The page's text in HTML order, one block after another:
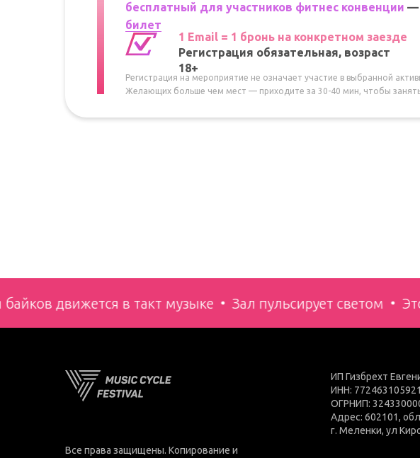
Регистрация на мероприятие не означает участие в выбранной
Желающих больше чем мест — приходите за 30-40 мин, чтобы
бесплатный для участников фитнес конвенции —
билет
1 Email = 1 бронь на конкретном заезде
Регистрация обязательная, возраст
18+
движется в такт музыке Зал пульсирует светом
Все права защищены. Копирование и
ИП Гизбрехт
ИНН: 772463105921
ОГРНИП:
Адрес: 602101,
г. Меленки, ул